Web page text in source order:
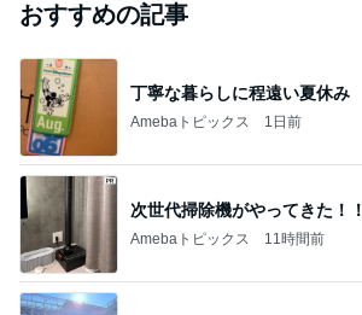
おすすめの記事
丁寧な暮らしに程遠い夏休み
Amebaトピックス 1日前
次世代掃除機がやってきた！！
Amebaトピックス 11時間前